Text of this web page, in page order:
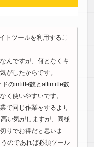
トツールを利用するこ
んですが、何となくキ
がしたからです。
のintitle数とallintitle数
く使いやすいです。
で同じ作業をするより
い気がしますが、同様
りでお得だと思いま
のであれば必須ツール